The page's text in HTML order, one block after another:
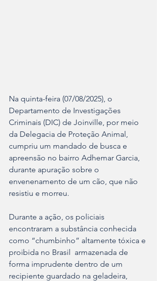
Na quinta-feira (07/08/2025), o
Departamento de Investigações
Criminais (DIC) de Joinville, por meio
da Delegacia de Proteção Animal,
cumpriu um mandado de busca e
apreensão no bairro Adhemar Garcia,
durante apuração sobre o
envenenamento de um cão, que não
resistiu e morreu.
Durante a ação, os policiais
encontraram a substância conhecida
como “chumbinho” altamente tóxica e
proibida no Brasil  armazenada de
forma imprudente dentro de um
recipiente guardado na geladeira,